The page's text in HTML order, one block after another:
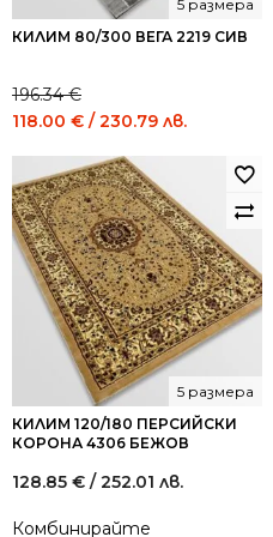
КИЛИМ 80/300 ВЕГА 2219 СИВ
5 размера
196.34€
Original
was:
196.34 €
/
384.01
лв..
118.00 € / 230.79 лв.
/
230.79
лв..
КИЛИМ 120/180 ПЕРСИЙСКИ
КОРОНА 4306 БЕЖОВ
5 размера
128.85 € / 252.01 лв.
Комбинирайте